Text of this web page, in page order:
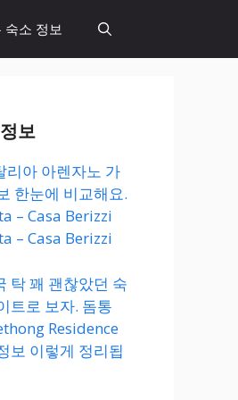
숙소 정보
보
리아 아렌자노 가
한눈에 비교해요.
– Casa Berizzi
– Casa Berizzi
탁 꽤 괜찮았던 숙
트로 보자. 돔통
Residence
보 이렇게 정리됩